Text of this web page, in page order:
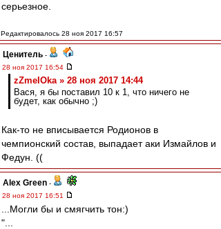
серьезное.
Редактировалось 28 ноя 2017 16:57
Ценитель -
28 ноя 2017 16:54
zZmeIOka » 28 ноя 2017 14:44
Вася, я бы поставил 10 к 1, что ничего не
будет, как обычно ;)
Как-то не вписывается Родионов в
чемпионский состав, выпадает аки Измайлов и
Федун. ((
Alex Green -
28 ноя 2017 16:51
...Могли бы и смягчить тон:)
"...